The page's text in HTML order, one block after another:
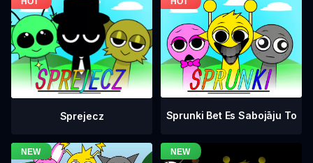
Sprejecz Sprunki Bet Es Sabojāju To